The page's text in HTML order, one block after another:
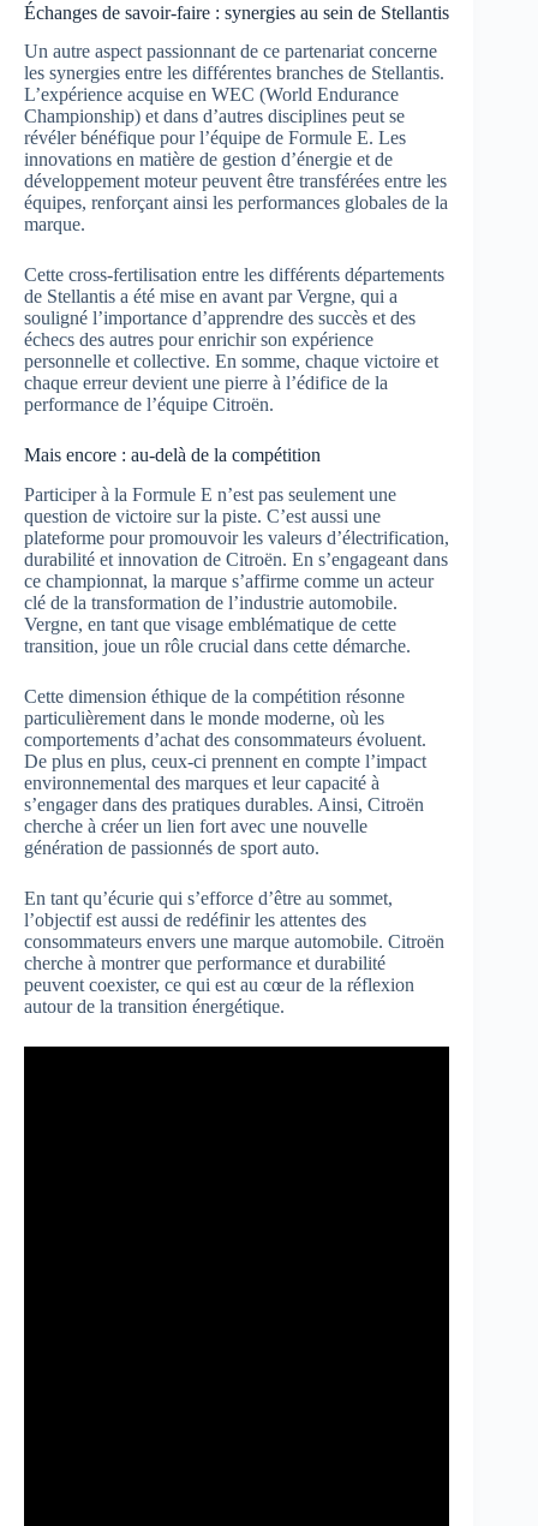
Échanges de savoir-faire : synergies au sein de Stellantis
Un autre aspect passionnant de ce partenariat concerne
les synergies entre les différentes branches de Stellantis.
L’expérience acquise en WEC (World Endurance
Championship) et dans d’autres disciplines peut se
révéler bénéfique pour l’équipe de Formule E. Les
innovations en matière de gestion d’énergie et de
développement moteur peuvent être transférées entre les
équipes, renforçant ainsi les performances globales de la
marque.
Cette cross-fertilisation entre les différents départements
de Stellantis a été mise en avant par Vergne, qui a
souligné l’importance d’apprendre des succès et des
échecs des autres pour enrichir son expérience
personnelle et collective. En somme, chaque victoire et
chaque erreur devient une pierre à l’édifice de la
performance de l’équipe Citroën.
Mais encore : au-delà de la compétition
Participer à la Formule E n’est pas seulement une
question de victoire sur la piste. C’est aussi une
plateforme pour promouvoir les valeurs d’électrification,
durabilité et innovation de Citroën. En s’engageant dans
ce championnat, la marque s’affirme comme un acteur
clé de la transformation de l’industrie automobile.
Vergne, en tant que visage emblématique de cette
transition, joue un rôle crucial dans cette démarche.
Cette dimension éthique de la compétition résonne
particulièrement dans le monde moderne, où les
comportements d’achat des consommateurs évoluent.
De plus en plus, ceux-ci prennent en compte l’impact
environnemental des marques et leur capacité à
s’engager dans des pratiques durables. Ainsi, Citroën
cherche à créer un lien fort avec une nouvelle
génération de passionnés de sport auto.
En tant qu’écurie qui s’efforce d’être au sommet,
l’objectif est aussi de redéfinir les attentes des
consommateurs envers une marque automobile. Citroën
cherche à montrer que performance et durabilité
peuvent coexister, ce qui est au cœur de la réflexion
autour de la transition énergétique.